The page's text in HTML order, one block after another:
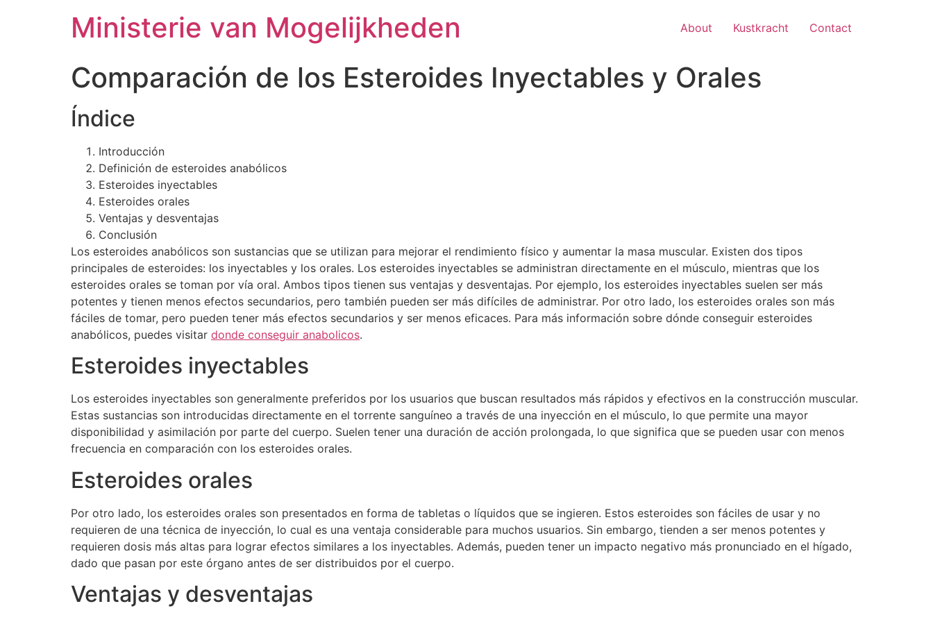
Ministerie van Mogelijkheden About Kustkracht Contact
Comparación de los Esteroides Inyectables y Orales
Índice
Introducción
Definición de esteroides anabólicos
Esteroides inyectables
Esteroides orales
Ventajas y desventajas
Conclusión
Los esteroides anabólicos son sustancias que se utilizan para mejorar el rendimiento físico y aumentar la masa muscular. Existen dos tipos
principales de esteroides: los inyectables y los orales. Los esteroides inyectables se administran directamente en el músculo, mientras que los
esteroides orales se toman por vía oral. Ambos tipos tienen sus ventajas y desventajas. Por ejemplo, los esteroides inyectables suelen ser más
potentes y tienen menos efectos secundarios, pero también pueden ser más difíciles de administrar. Por otro lado, los esteroides orales son más
fáciles de tomar, pero pueden tener más efectos secundarios y ser menos eficaces. Para más información sobre dónde conseguir esteroides
anabólicos, puedes visitar donde conseguir anabolicos.
Esteroides inyectables
Los esteroides inyectables son generalmente preferidos por los usuarios que buscan resultados más rápidos y efectivos en la construcción muscular.
Estas sustancias son introducidas directamente en el torrente sanguíneo a través de una inyección en el músculo, lo que permite una mayor
disponibilidad y asimilación por parte del cuerpo. Suelen tener una duración de acción prolongada, lo que significa que se pueden usar con menos
frecuencia en comparación con los esteroides orales.
Esteroides orales
Por otro lado, los esteroides orales son presentados en forma de tabletas o líquidos que se ingieren. Estos esteroides son fáciles de usar y no
requieren de una técnica de inyección, lo cual es una ventaja considerable para muchos usuarios. Sin embargo, tienden a ser menos potentes y
requieren dosis más altas para lograr efectos similares a los inyectables. Además, pueden tener un impacto negativo más pronunciado en el hígado,
dado que pasan por este órgano antes de ser distribuidos por el cuerpo.
Ventajas y desventajas